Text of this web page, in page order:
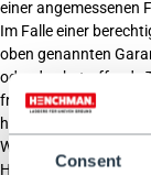
Consent
einer angemessenen
Im Falle einer
oben genannten
oder das betreffende
frachtfrei an den
haftet nur für
Waren für
Henchman Europe